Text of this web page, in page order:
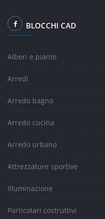
BLOCCHI CAD
Alberi e piante
Arredi
Arredo bagno
Arredo cucina
Arredo urbano
Attrezzature sportive
Illuminazione
Particolari costruttivi